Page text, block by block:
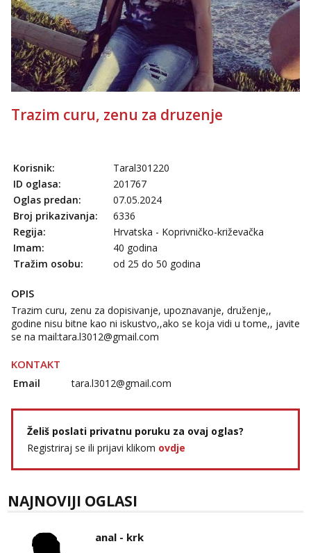
Tel:064/677-677- Kod: #72
tel:0,93€ - mob:1,12€ min
Trazim curu, zenu za druzenje
Korisnik:
Taral301220
ID oglasa:
201767
Oglas predan:
07.05.2024
Broj prikazivanja:
6336
Regija:
Hrvatska - Koprivničko-križevačka
Imam:
40 godina
Tražim osobu:
od 25 do 50 godina
OPIS
Trazim curu, zenu za dopisivanje, upoznavanje, druženje,,
godine nisu bitne kao ni iskustvo,,ako se koja vidi u tome,, javite
se na mail:tara.l3012@gmail.com
KONTAKT
Email tara.l3012@gmail.com
Želiš poslati privatnu poruku za ovaj oglas?
Registriraj se ili prijavi klikom ovdje
NAJNOVIJI OGLASI
anal - krk